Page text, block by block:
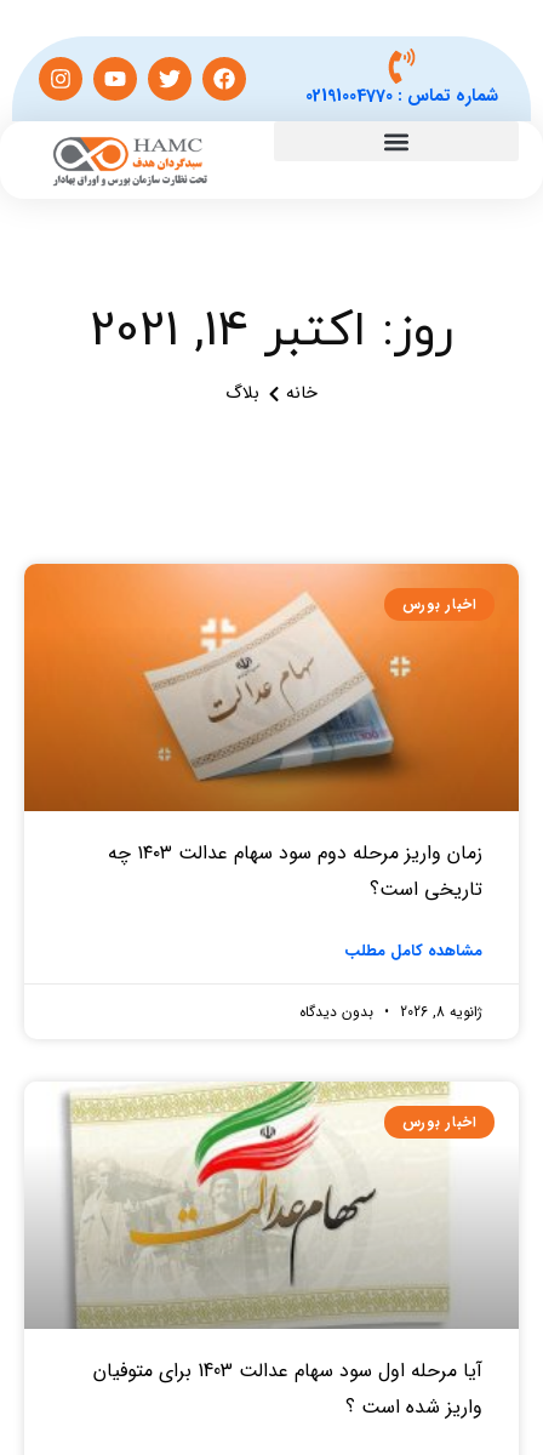
شماره تماس :02191004770
روز: اکتبر 14, 2021
خانه بلاگ
اخبار بورس
زمان واریز مرحله دوم سود سهام عدالت ۱۴۰۳ چه
تاریخی است؟
مشاهده کامل مطلب
ژانویه 8, 2026 بدون دیدگاه
اخبار بورس
آیا مرحله اول سود سهام عدالت 1403 برای متوفیان
واریز شده است ؟